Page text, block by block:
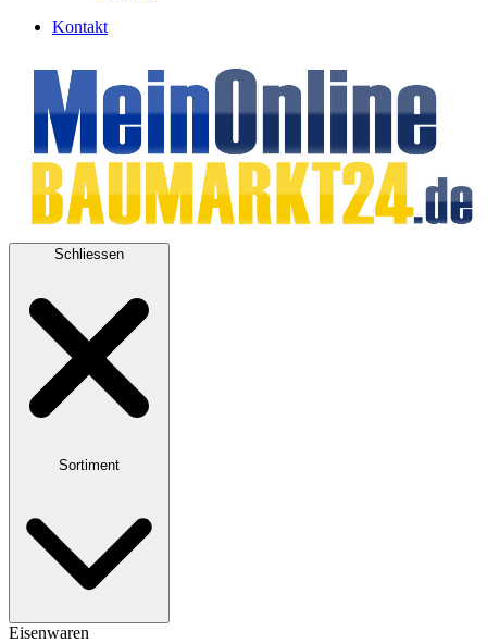
Kontakt
Schliessen
Sortiment
Eisenwaren